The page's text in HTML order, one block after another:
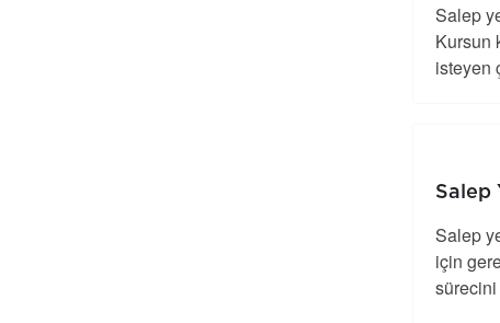
Salep
Kursun
isteyen
Salep
Salep
için